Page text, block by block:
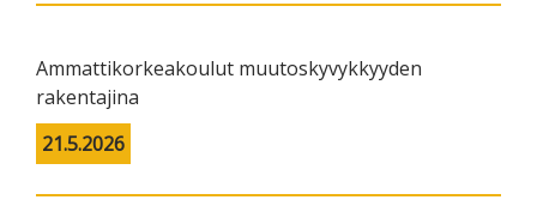
Ammattikorkeakoulut muutoskyvykkyyden
rakentajina
21.5.2026